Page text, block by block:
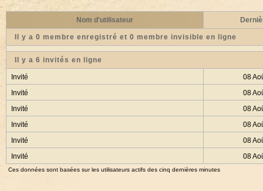
Nom d'utilisateur
Il y a 0 membre enregistré et 0 membre invisible en ligne
Il y a 6 invités en ligne
Invité
08
Invité
08
Invité
08
Invité
08
Invité
08
Invité
08
Ces données sont basées sur les utilisateurs actifs des cinq dernières minutes